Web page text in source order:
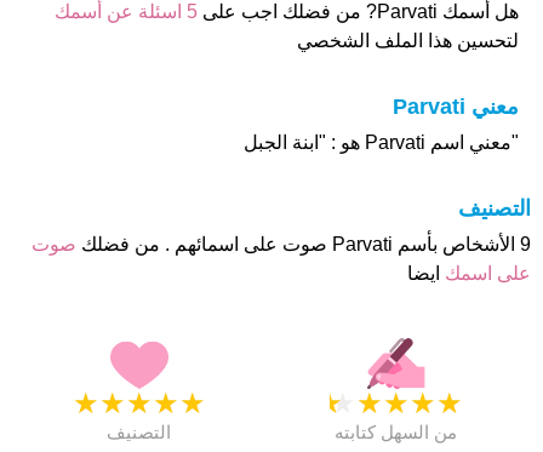
هل أسمك Parvati? من فضلك اجب على
5 اسئلة عن أسمك
لتحسين هذا الملف الشخصي
معني Parvati
"معني اسم Parvati هو : "ابنة الجبل
التصنيف
9 الأشخاص بأسم Parvati صوت على اسمائهم . من فضلك
صوت
على اسمك ايضا
★
★
★
★
★
التصنيف
★
★
★
★
★
من السهل كتابته